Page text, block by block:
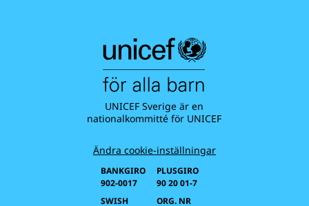
UNICEF Sverige är en
nationalkommitté för UNICEF
Ändra cookie-inställningar
BANKGIRO
902-0017
SWISH
PLUSGIRO
90 20 01-7
ORG. NR